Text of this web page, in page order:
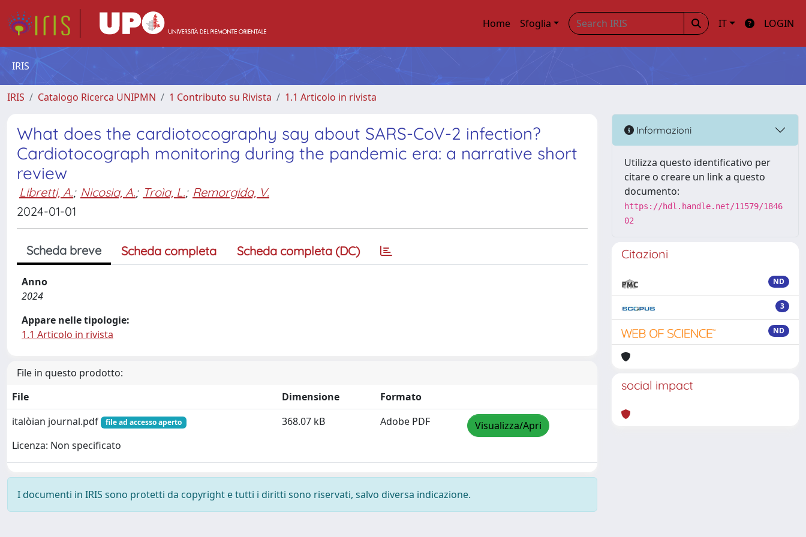
Home Sfoglia IT LOGIN
IRIS
IRIS Catalogo Ricerca UNIPMN 1 Contributo su Rivista 1.1 Articolo in rivista
What does the cardiotocography say about SARS-CoV-2 infection?
Cardiotocograph monitoring during the pandemic era: a narrative short
review
Libretti, A.; Nicosia, A.; Troìa, L.; Remorgida, V.
2024-01-01
Scheda breve Scheda completa Scheda completa (DC)
Anno
2024
Appare nelle tipologie:
1.1 Articolo in rivista
File in questo prodotto:
File
Dimensione
Formato
italòian journal.pdf
file ad accesso aperto
Licenza: Non specificato
368.07 kB Adobe PDF Visualizza/Apri
I documenti in IRIS sono protetti da copyright e tutti i diritti sono riservati, salvo diversa indicazione.
Informazioni
Utilizza questo identificativo per
citare o creare un link a questo
documento:
https://hdl.handle.net/11579/1846
02
Citazioni
ND
3
ND
social impact